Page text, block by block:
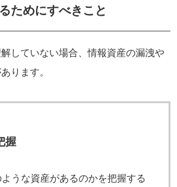
ためにすべきこと
していない場合、情報資産の漏洩や
ります。
握
うな資産があるのかを把握する